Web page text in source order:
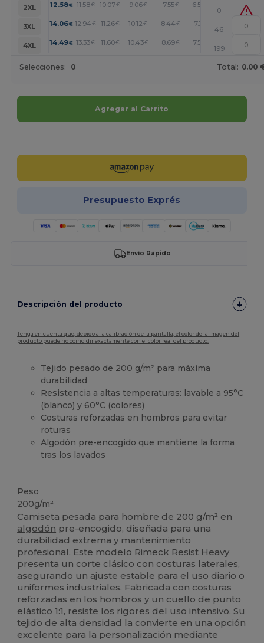
2XL
12.58€ 11.58€ 10.07€ 9.06€ 7.55€ 6.54
0
3XL
14.06€ 12.94 € 11.26€ 10.12 € 8.44 € 7.31 +
46
4XL
14.49€ 13.33€ 11.60€ 10.43€ 8.69€ 7.54 +
199
Selecciones: 0 Total: 0.00
Agregar al Carrito
Presupuesto Exprés
Envío Rápido
Descripción del producto
Tenga en cuenta que, debido a la calibración de la pantalla, el color de la imagen del
producto puede no coincidir exactamente con el color real del producto.
Tejido pesado de 200 g/m² para máxima
durabilidad
Resistencia a altas temperaturas: lavable a 95°C
(blanco) y 60°C (colores)
Costuras reforzadas en hombros para evitar
roturas
Algodón pre-encogido que mantiene la forma
tras los lavados
Peso
200g/m²
Camiseta pesada para hombre de 200 g/m² en
algodón pre-encogido, diseñada para una
durabilidad extrema y mantenimiento
profesional. Este modelo Rimeck Resist Heavy
presenta un corte clásico con costuras laterales,
asegurando un ajuste estable para el uso diario o
uniformes industriales. Fabricada con costuras
reforzadas en los hombros y un cuello de punto
elástico 1:1, resiste los rigores del uso intensivo. Su
tejido de alta densidad la convierte en una opción
excelente para la personalización mediante